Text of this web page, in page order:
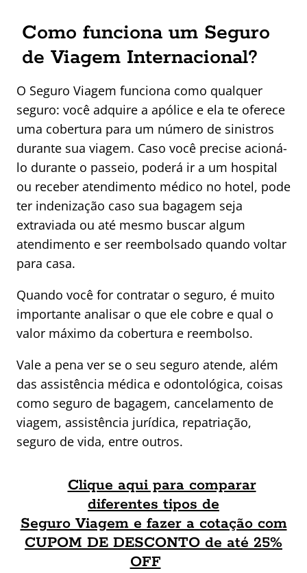
Como funciona um Seguro
de Viagem Internacional?
O Seguro Viagem funciona como qualquer
seguro: você adquire a apólice e ela te oferece
uma cobertura para um número de sinistros
durante sua viagem. Caso você precise acioná-
lo durante o passeio, poderá ir a um hospital
ou receber atendimento médico no hotel, pode
ter indenização caso sua bagagem seja
extraviada ou até mesmo buscar algum
atendimento e ser reembolsado quando voltar
para casa.
Quando você for contratar o seguro, é muito
importante analisar o que ele cobre e qual o
valor máximo da cobertura e reembolso.
Vale a pena ver se o seu seguro atende, além
das assistência médica e odontológica, coisas
como seguro de bagagem, cancelamento de
viagem, assistência jurídica, repatriação,
seguro de vida, entre outros.
Clique aqui para comparar
diferentes tipos de
Seguro Viagem e fazer a cotação com
CUPOM DE DESCONTO de até 25%
OFF